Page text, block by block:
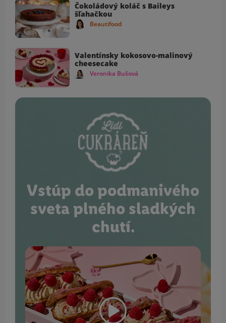
Čokoládový koláč s Baileys
šľahačkou
Beautifood
Valentínsky kokosovo-malinový
cheesecake
Veronika Bušová
Vstúp do podmanivého
sveta plného sladkých
chutí.